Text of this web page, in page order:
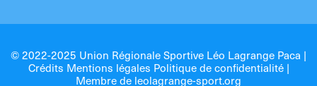
© 2022-2025 Union Régionale Sportive Léo Lagrange Paca |
Crédits Mentions légales Politique de confidentialité|
Membre de leolagrange-sport.org